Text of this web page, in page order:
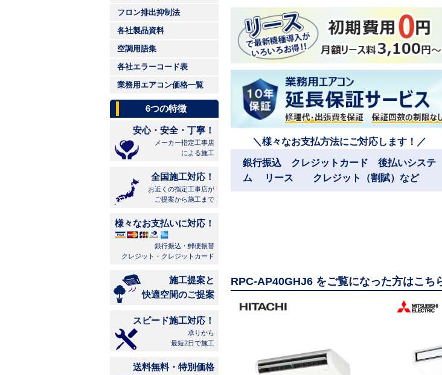
フロン排出抑制法
各社製品資料
空調用語集
各社エラーコード表
業務用エアコン価格一覧
6つの特徴
安心・安全・丁寧！
メーカー指定工事店
による施工
全国施工対応！
お近くの指定工事店が
ご提案から施工まで
様々なお支払いに対応！
銀行振込・郵便振替
クレジット・クレジットカード
施工提案と
快適空間のご提案
スピード施工対応！
承りから
最短2日で施工
送料無料・特別価格
＼様々なお支払方法にご対応します！／
銀行振込 クレジットカード 後払いシステ
ム リース クレジット（割賦）など
RPC-AP40GHJ6 をご覧になった方はこち